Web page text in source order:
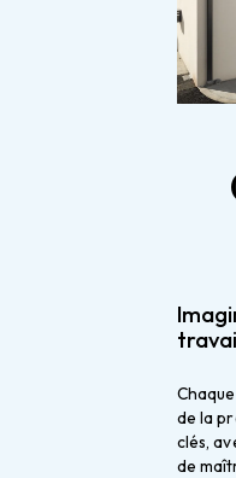
de la
clés,
de